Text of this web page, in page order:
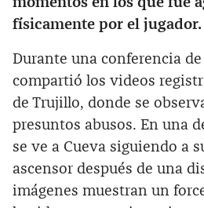
físicamente por el jugador.
Durante una conferencia de
compartió los videos
de Trujillo, donde se
presuntos abusos. En una
se ve a Cueva siguiendo a
ascensor después de una
imágenes muestran un